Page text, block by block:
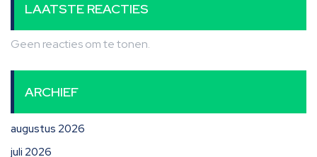
LAATSTE REACTIES
Geen reacties om te tonen.
ARCHIEF
augustus 2026
juli 2026